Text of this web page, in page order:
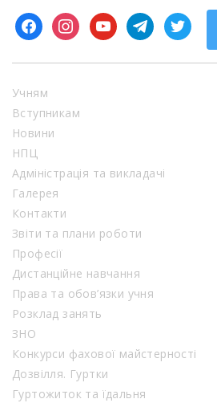
facebookinstagramyoutubetelegram
twitter
Учням
Вступникам
Новини
НПЦ
Адміністрація та викладачі
Галерея
Контакти
Звіти та плани роботи
Професії
Дистанційне навчання
Права та обов’язки учня
Розклад занять
ЗНО
Конкурси фахової майстерності
Дозвілля. Гуртки
Гуртожиток та їдальня